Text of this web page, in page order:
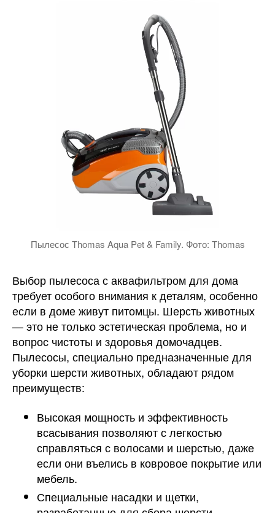
Пылесос Thomas Aqua Pet & Family. Фото: Thomas
Выбор пылесоса с аквафильтром для дома
требует особого внимания к деталям, особенно
если в доме живут питомцы. Шерсть животных
— это не только эстетическая проблема, но и
вопрос чистоты и здоровья домочадцев.
Пылесосы, специально предназначенные для
уборки шерсти животных, обладают рядом
преимуществ:
Высокая мощность и эффективность
всасывания позволяют с легкостью
справляться с волосами и шерстью, даже
если они въелись в ковровое покрытие или
мебель.
Специальные насадки и щетки,